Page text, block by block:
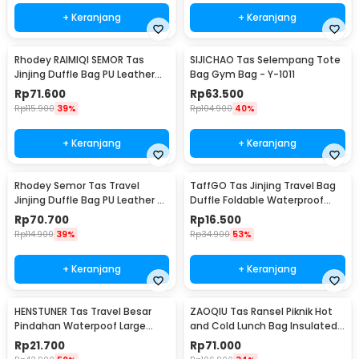
+ Keranjang + Keranjang
Rhodey RAIMIQI SEMOR Tas
Jinjing Duffle Bag PU Leather
Unisex 20 Inch Beautiful
Pattern - C01
Rp71.600
Rp115.900 39%
+ Keranjang
SIJICHAO Tas Selempang Tote
Bag Gym Bag - Y-1011
Rp63.500
Rp104.900 40%
+ Keranjang
Rhodey Semor Tas Travel
Jinjing Duffle Bag PU Leather 20
Inch - C01
Rp70.700
Rp114.900 39%
+ Keranjang
TaffGO Tas Jinjing Travel Bag
Duffle Foldable Waterproof
480mm - B20
Rp16.500
Rp34.900 53%
+ Keranjang
HENSTUNER Tas Travel Besar
Pindahan Waterpoof Large
Organizer Bag 90x30x50cm -
HR-01
Rp21.700
ZAOQIU Tas Ransel Piknik Hot
and Cold Lunch Bag Insulated
Backpack - YY29
Rp71.000